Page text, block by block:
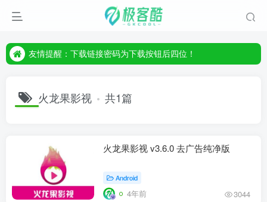
友情提醒：下载链接密码为下载按钮后四位！
友情提醒：下载链接密码为下载按钮后四位！
火龙果影视 共1篇
火龙果影视 v3.6.0 去广告纯净版
Android
4年前 3044